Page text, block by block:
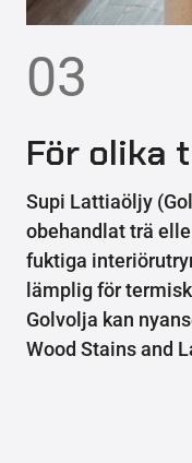
03
För olika
Supi Lattiaöljy
obehandlat trä
fuktiga
lämplig för
Golvolja kan
Wood Stains and